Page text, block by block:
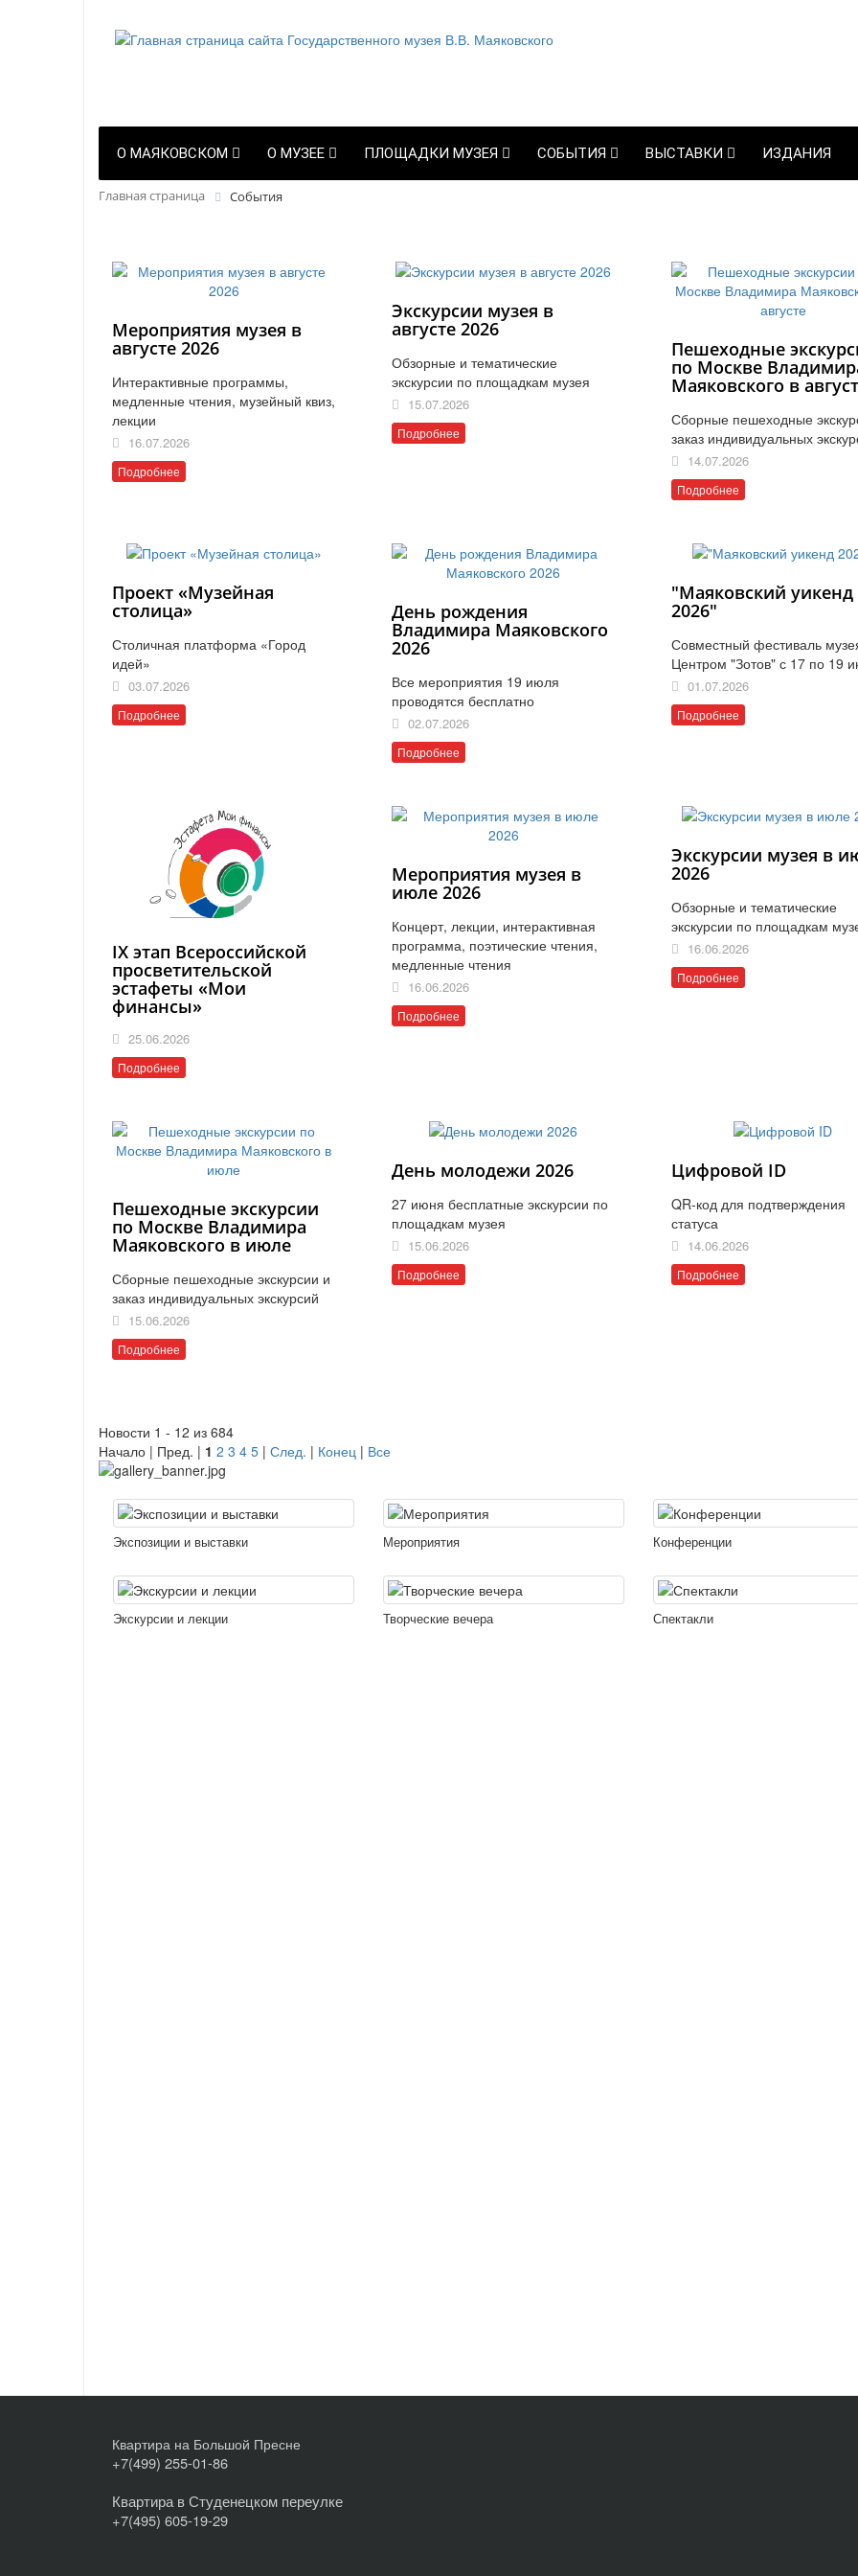
О МАЯКОВСКОМ О МУЗЕЕ ПЛОЩАДКИ МУЗЕЯ СОБЫТИЯ ВЫСТАВКИ ИЗДАНИЯ
Главная страница События
Мероприятия музея в
августе 2026
Интерактивные программы,
медленные чтения, музейный квиз,
лекции
16.07.2026
Подробнее
Экскурсии музея в
августе 2026
Обзорные и тематические
экскурсии по площадкам музея
15.07.2026
Подробнее
Пешеходные
по Москве
Маяковского в
Сборные пешеходные
заказ индивидуальных
14.07.2026
Подробнее
Проект «Музейная
столица»
Столичная платформа «Город
идей»
03.07.2026
Подробнее
День рождения
Владимира Маяковского
2026
Все мероприятия 19 июля
проводятся бесплатно
02.07.2026
Подробнее
"Маяковский уикенд
2026"
Совместный фестиваль
Центром "Зотов" с 17 по 19
01.07.2026
Подробнее
IX этап Всероссийской
просветительской
эстафеты «Мои
финансы»
25.06.2026
Подробнее
Мероприятия музея в
июле 2026
Концерт, лекции, интерактивная
программа, поэтические чтения,
медленные чтения
16.06.2026
Подробнее
Экскурсии музея в
2026
Обзорные и тематические
экскурсии по площадкам
16.06.2026
Подробнее
Пешеходные экскурсии
по Москве Владимира
Маяковского в июле
Сборные пешеходные экскурсии и
заказ индивидуальных экскурсий
15.06.2026
Подробнее
День молодежи 2026
27 июня бесплатные экскурсии по
площадкам музея
15.06.2026
Подробнее
Цифровой ID
QR-код для подтверждения
статуса
14.06.2026
Подробнее
Новости 1 - 12 из 684
Начало | Пред. | 1 2 3 4 5 | След. | Конец | Все
Экспозиции и выставки Мероприятия Конференции
Экскурсии и лекции Творческие вечера Спектакли
Квартира на Большой Пресне
+7(499) 255-01-86
Квартира в Студенецком переулке
+7(495) 605-19-29